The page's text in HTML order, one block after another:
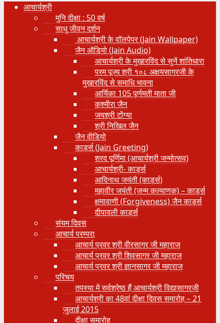
आचार्यश्री
मुनि दीक्षा : 50 वर्ष
साधु जीवन दर्शन
आचार्यश्री के वॉलपेपर (Jain Wallpaper)
जैन ऑडियो (Jain Audio)
आचार्यश्री के मुखारविंद से सुनें शांतिधारा
परम पूज्य श्री १०८ अक्षयसागरजी के
मुखारविंद से समाधि भावना
आर्यिका 105 पूर्णमती माता जी
कश्मीरा जैन
जयश्री टोंग्या
श्री निखिल जैन
जैन वीडियो
कार्ड्स (Jain Greeting)
शरद पूर्णिमा (आचार्यश्री जन्मोत्सव)
आचार्यश्री- कार्ड्स
आदिनाथ जयंती (कार्ड्स)
महावीर जयंती (जन्म कल्याणक) – कार्ड्स
क्षमावाणी (Forgiveness) जैन कार्ड्स
दीपावली कार्ड्स
संयम दिवस
आचार्य परम्परा
आचार्य प्रवर श्री वीरसागर जी महाराज
आचार्य प्रवर श्री शिवसागर जी महाराज
आचार्य प्रवर श्री ज्ञानसागर जी महाराज
परिचय
तपस्या में सर्वश्रेष्ठ हैं आचार्यश्री विद्यासागरजी
आचार्यश्री का 48वां दीक्षा दिवस समारोह – 21
जुलाई 2015
दीक्षा समारोह